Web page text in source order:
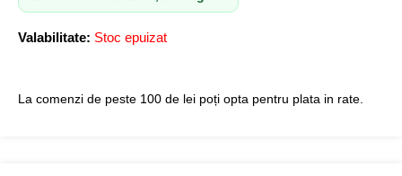
Valabilitate: Stoc epuizat
La comenzi de peste 100 de lei poți opta pentru plata in rate.